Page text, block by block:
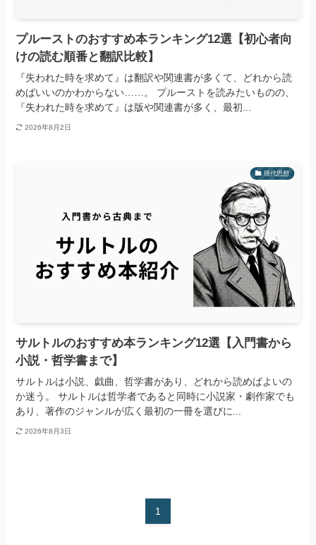
プルーストのおすすめ本ランキング12選【初心者向
けの読む順番と翻訳比較】
『失われた時を求めて』は翻訳や関連書が多くて、どれから読
めばいいのかわからない……。 プルーストを読みたいものの、
『失われた時を求めて』は版や関連書が多く、最初...
2026年8月2日
現代思想
サルトルのおすすめ本ランキング12選【入門書から
小説・哲学書まで】
サルトルは小説、戯曲、哲学書があり、どれから読めばよいの
か迷う。 サルトルは哲学者であると同時に小説家・劇作家でも
あり、著作のジャンルが広く最初の一冊を選びに...
2026年8月3日
1